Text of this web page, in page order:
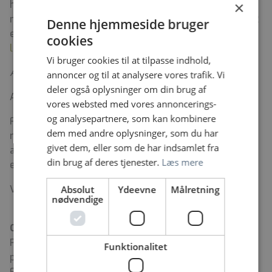
henvendelse til ledende overlæge Bernard Aoun på
mail
bernard.aoun@regionh.dkeller tlf.nr.: 21 16 38 02
eller cheflæge Lone Baandrup på mail:
lone.baandrup@regionh.dk
Ansøgningsfrist er mandag d 1. juni 2026.
Ansættelsessamtaler afholdes løbende.
Forud for eventuel ansættelse vil der blive indhentet
reference fra 1-2 personer om tidligere
ansættelsesforhold efter nærmere aftale med den
enkelte ansøger.
Vi ser frem til at modtage din ansøgning.
Om Psykiatrisk Center København
Psykiatrisk Center København er Danmarks største
psykiatriske center, og en del af Bispebjerg og
×
Denne hjemmeside bruger
cookies
Vi bruger cookies til at tilpasse indhold,
annoncer og til at analysere vores trafik. Vi
deler også oplysninger om din brug af
vores websted med vores annoncerings-
og analysepartnere, som kan kombinere
dem med andre oplysninger, som du har
givet dem, eller som de har indsamlet fra
din brug af deres tjenester. Læs mere
Absolut
nødvendige
Ydeevne Målretning
Funktionalitet